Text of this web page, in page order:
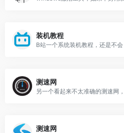
装机教程
B站一个系统装机教程，还是不
测速网
另一个看起来不太准确的测速网
测速网